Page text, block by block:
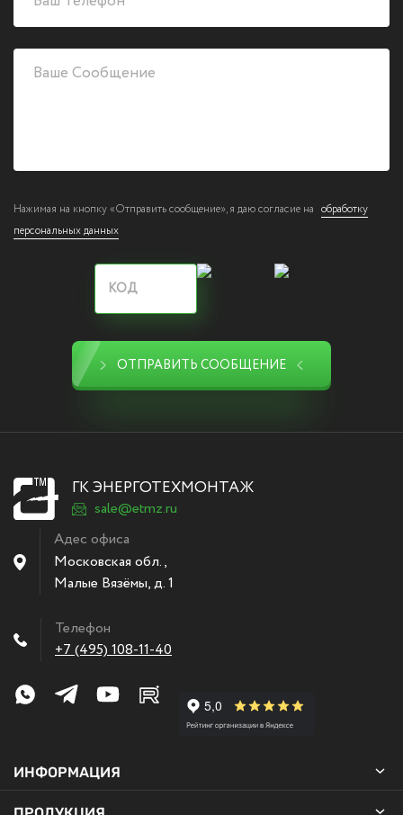
Нажимая на кнопку «Отправить сообщение», я даю согласие на обработку
персональных данных
ОТПРАВИТЬ СООБЩЕНИЕ
ГК ЭНЕРГОТЕХМОНТАЖ
sale@etmz.ru
Адес офиса
Московская обл.,
Малые Вязёмы,д. 1
Телефон
+7 (495) 108-11-40
ИНФОРМАЦИЯ